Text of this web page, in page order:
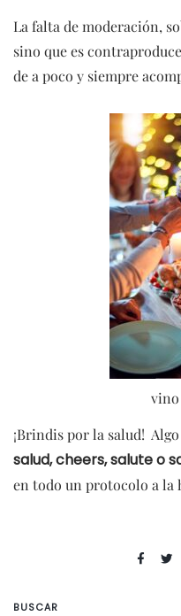
La falta de moderación,
sino que es
de a poco y siempre
vino
¡Brindis por la salud!
salud, cheers, salute o
en todo un protocolo a la
BUSCAR